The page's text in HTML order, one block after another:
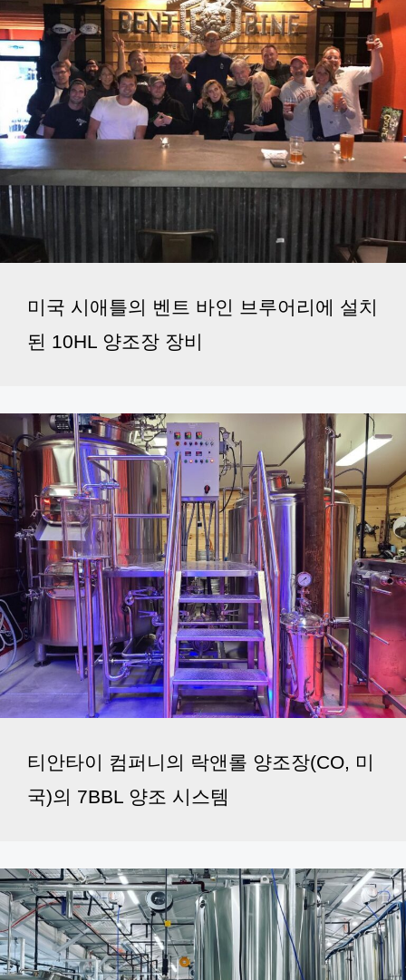
미국 시애틀의 벤트 바인 브루어리에 설치
된 10HL 양조장 장비
티안타이 컴퍼니의 락앤롤 양조장(CO, 미
국)의 7BBL 양조 시스템